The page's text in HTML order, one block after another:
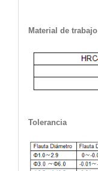
Material de trabajo
Tolerancia